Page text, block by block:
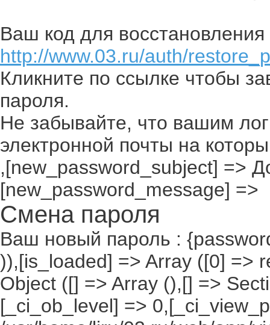
Ваш код для восстановления
http://www.03.ru/auth/
Кликните по ссылке чтобы
пароля.
Не забывайте, что вашим
электронной почты на
,[new_password_subject] =>
[new_password_message] =>
Смена пароля
Ваш новый пароль :
)),[is_loaded] => Array ([0] =>
Object ([] => Array (),[] =>
[_ci_ob_level] =>